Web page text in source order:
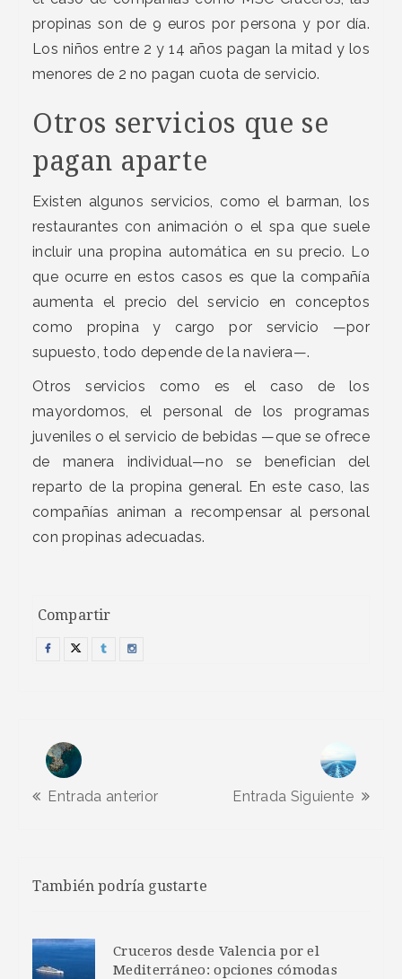
propinas son de 9 euros por persona y por día.
Los niños entre 2 y 14 años pagan la mitad y los
menores de 2 no pagan cuota de servicio.
Otros servicios que se
pagan aparte
Existen algunos servicios, como el barman, los
restaurantes con animación o el spa que suele
incluir una propina automática en su precio. Lo
que ocurre en estos casos es que la compañía
aumenta el precio del servicio en conceptos
como propina y cargo por servicio —por
supuesto, todo depende de la naviera—.
Otros servicios como es el caso de los
mayordomos, el personal de los programas
juveniles o el servicio de bebidas —que se ofrece
de manera individual—no se benefician del
reparto de la propina general. En este caso, las
compañías animan a recompensar al personal
con propinas adecuadas.
Compartir
Entrada anterior Entrada Siguiente
También podría gustarte
Cruceros desde Valencia por el
Mediterráneo: opciones cómodas